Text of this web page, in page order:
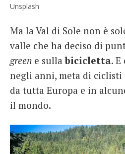
Unsplash
Ma la Val di Sole non è
valle che ha deciso di
green e sullabicicletta.
negli anni, meta di
da tutta Europa e in
il mondo.